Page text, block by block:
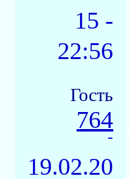
15 -
22:56
Гость
764
-
19.02.20